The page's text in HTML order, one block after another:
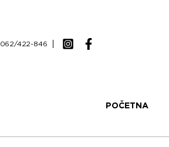
062/422-846
POČETNA